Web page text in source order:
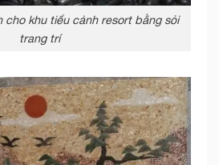
cho khu tiểu cảnh resort bằng sỏi
trang trí